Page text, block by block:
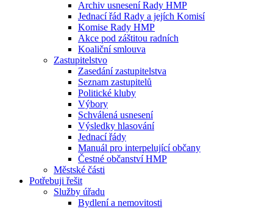
Archiv usnesení Rady HMP
Jednací řád Rady a jejích Komisí
Komise Rady HMP
Akce pod záštitou radních
Koaliční smlouva
Zastupitelstvo
Zasedání zastupitelstva
Seznam zastupitelů
Politické kluby
Výbory
Schválená usnesení
Výsledky hlasování
Jednací řády
Manuál pro interpelující občany
Čestné občanství HMP
Městské části
Potřebuji řešit
Služby úřadu
Bydlení a nemovitosti